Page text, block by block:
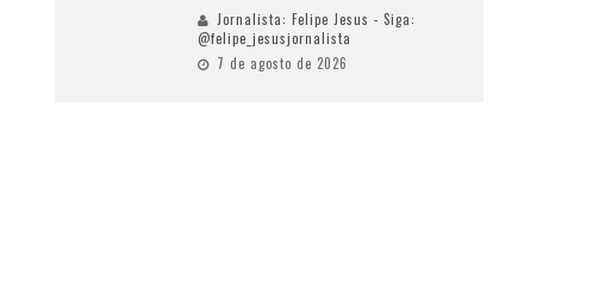
Jornalista: Felipe Jesus - Siga:
@felipe_jesusjornalista
7 de agosto de 2026